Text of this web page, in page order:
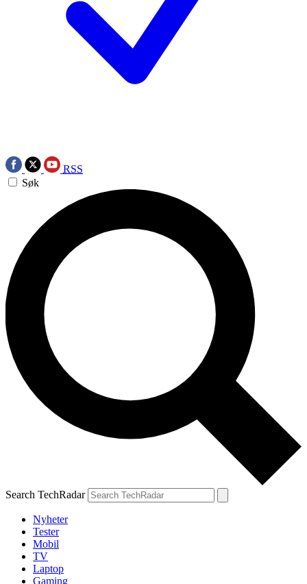
RSS
Søk
Search TechRadar
Nyheter
Tester
Mobil
TV
Laptop
Gaming